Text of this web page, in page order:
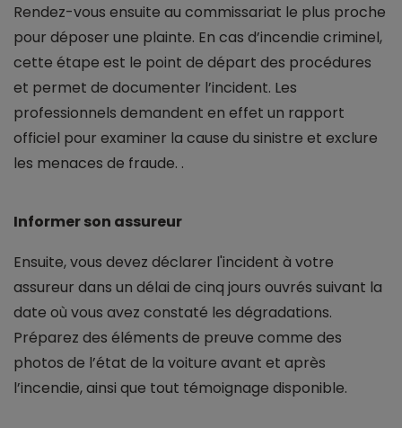
Rendez-vous ensuite au commissariat le plus proche
pour déposer une plainte. En cas d’incendie criminel,
cette étape est le point de départ des procédures
et permet de documenter l’incident. Les
professionnels demandent en effet un rapport
officiel pour examiner la cause du sinistre et exclure
les menaces de fraude. .
Informer son assureur
Ensuite, vous devez déclarer l'incident à votre
assureur dans un délai de cinq jours ouvrés suivant la
date où vous avez constaté les dégradations.
Préparez des éléments de preuve comme des
photos de l’état de la voiture avant et après
l’incendie, ainsi que tout témoignage disponible.